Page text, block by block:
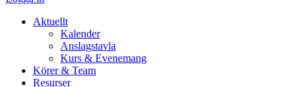
Aktuellt
Kalender
Anslagstavla
Kurs & Evenemang
Körer & Team
Resurser